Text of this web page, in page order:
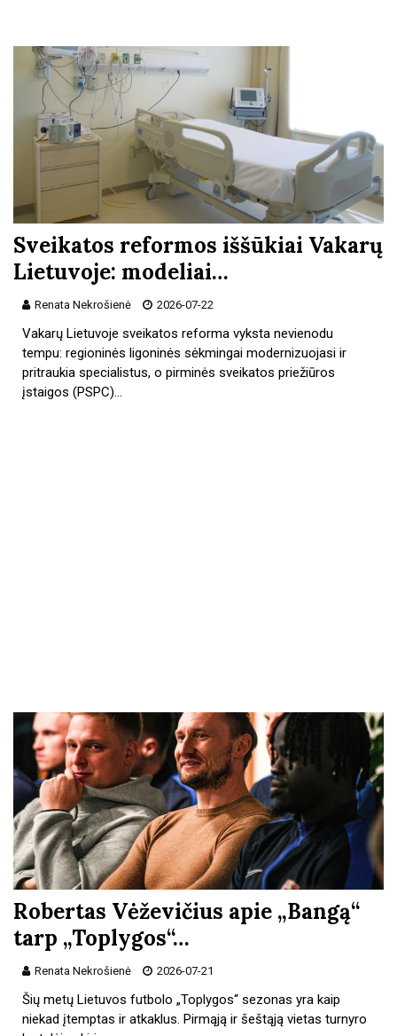
Sveikatos reformos iššūkiai Vakarų
Lietuvoje: modeliai…
Renata Nekrošienė 2026-07-22
Vakarų Lietuvoje sveikatos reforma vyksta nevienodu
tempu: regioninės ligoninės sėkmingai modernizuojasi ir
pritraukia specialistus, o pirminės sveikatos priežiūros
įstaigos (PSPC)…
Robertas Vėževičius apie „Bangą“
tarp „Toplygos“…
Renata Nekrošienė 2026-07-21
Šių metų Lietuvos futbolo „Toplygos“ sezonas yra kaip
niekad įtemptas ir atkaklus. Pirmąją ir šeštąją vietas turnyro